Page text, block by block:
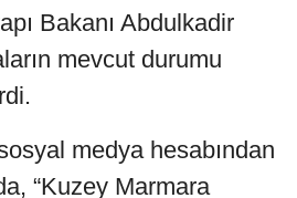
Bakanı Abdulkadir
mevcut durumu
medya hesabından
“Kuzey Marmara